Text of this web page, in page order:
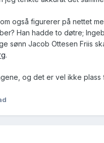
også figurerer på nettet
Han hadde to døtre;
sønn Jacob Ottesen Friis
.
og det er vel ikke plass